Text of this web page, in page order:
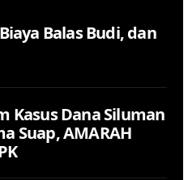
Balas Budi, dan
Kasus Dana Siluman
Suap, AMARAH